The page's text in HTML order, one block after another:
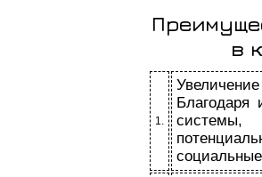
в
1.
Благодаря
системы,